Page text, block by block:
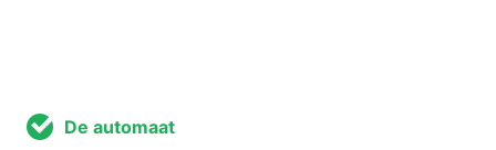
De automaat